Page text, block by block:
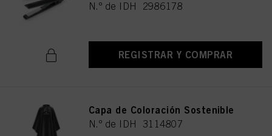
N.º de IDH 2986178
REGISTRAR Y COMPRAR
Capa de Coloración Sostenible
N.º de IDH 3114807